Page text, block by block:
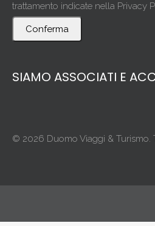
trattamento indicate nella Privacy
Conferma
SIAMO ASSOCIATI E
© 2026 Duomo Viaggi & Turismo.